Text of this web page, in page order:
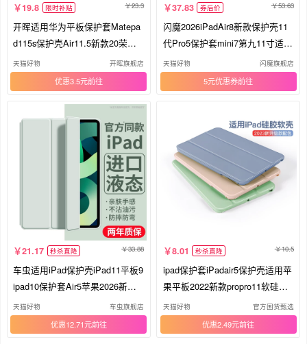
19.8 限时补贴 23.3
开晖适用华为平板保护套Matepa
d115s保护壳Air11.5新款20荣耀1
0三折m6/x8Pro12英寸11硅胶202
6Mini6se7全包x9
天猫好物 开晖旗舰店
优惠3.5元
37.83 券后价 53.63
闪魔2026iPadAir8新款保护壳11
代Pro5保护套mini7第九11寸适用
苹果10平板4磁吸拆分3Y带笔槽6
亚克力防弯9外壳
天猫好物 闪魔旗舰店
5元优惠券
21.17 秒杀直降 33.88
车虫适用iPad保护壳iPad11平板9
ipad10保护套Air5苹果2026新款ip
adpro11寸8防摔7弯2第九代mini
电脑6硅胶3十4
天猫好物 车虫旗舰店
优惠12.71元
8.01 秒杀直降 10.5
ipad保护套iPadair5保护壳适用苹
果平板2022新款propro11软硅胶1
0.2套10代9.7寸外壳6迷你1/2/3/4
全包轻薄
天猫好物 官方国货甄选
优惠2.49元